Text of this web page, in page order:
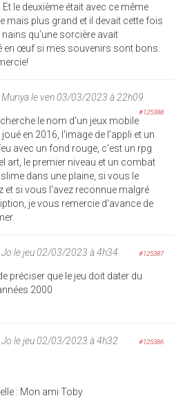
le deuxième était avec ce même
mais plus grand et il devait cette fois
qu’une sorcière avait
en œuf si mes souvenirs sont bons.
Muriyale ven 03/03/2023 à 22h09
#125388
le nom d'un jeux mobile
en 2016, l'image de l'appli et un
avec un fond rouge, c'est un rpg
art, le premier niveau et un combat
dans une plaine, si vous le
et si vous l'avez reconnue malgré
je vous remercie d'avance de
Jo le jeu 02/03/2023 à 4h34 #125387
préciser que le jeu doit dater du
2000
Jo le jeu 02/03/2023 à 4h32 #125386
: Mon ami Toby